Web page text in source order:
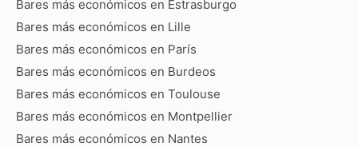
Bares más económicos en Estrasburgo
Bares más económicos en Lille
Bares más económicos en París
Bares más económicos en Burdeos
Bares más económicos en Toulouse
Bares más económicos en Montpellier
Bares más económicos en Nantes